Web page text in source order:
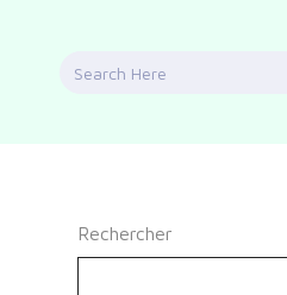
Search
Rechercher